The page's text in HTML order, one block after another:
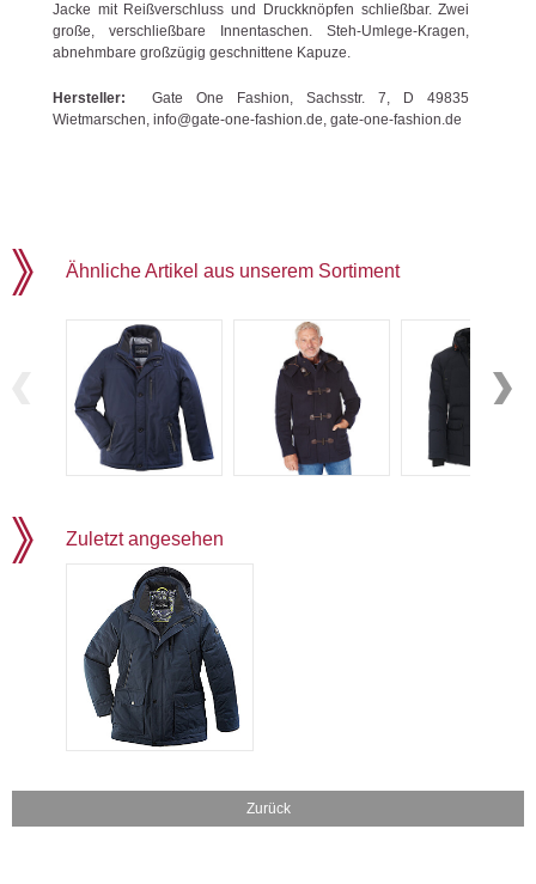
Jacke mit Reißverschluss und Druckknöpfen schließbar. Zwei
große, verschließbare Innentaschen. Steh-Umlege-Kragen,
abnehmbare großzügig geschnittene Kapuze.
Hersteller: Gate One Fashion, Sachsstr. 7, D 49835
Wietmarschen, info@gate-one-fashion.de, gate-one-fashion.de
Ähnliche Artikel aus unserem Sortiment
Zuletzt angesehen
Zurück